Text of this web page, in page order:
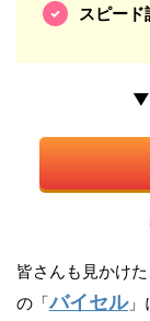
スピード
▼
皆さんも見かけ
の「バイセル」